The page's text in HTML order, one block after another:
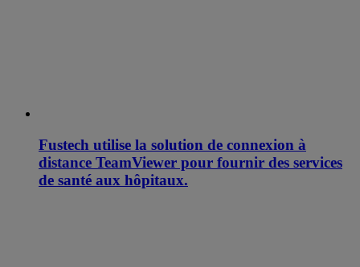
Fustech utilise la solution de connexion à
distance TeamViewer pour fournir des services
de santé aux hôpitaux.